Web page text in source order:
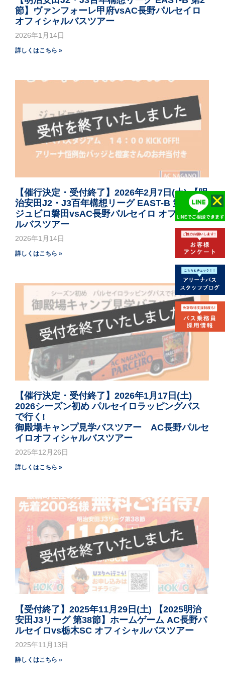
節】ヴァンフォーレ甲府vsAC長野パルセイロ
オフィシャルバスツアー
2026年1月14日
詳しくはこちら »
【催行決定・受付終了】2026年2月7日(土) 【明
治安田J2・J3百年構想リーグ EAST-B 第1節】
ジュビロ磐田vsAC長野パルセイロ オフィシャ
ルバスツアー
2026年1月14日
詳しくはこちら »
【催行決定・受付終了】2026年1月17日(土)
2026シーズン初め パルセイロラッピングバス
で行く!
御殿場キャンプ見学バスツアー AC長野パルセ
イロオフィシャルバスツアー
2025年12月26日
詳しくはこちら »
【受付終了】2025年11月29日(土) 【2025明治
安田J3リーグ 第38節】ホームゲーム AC長野パ
ルセイロvs栃木SC オフィシャルバスツアー
2025年11月13日
詳しくはこちら »